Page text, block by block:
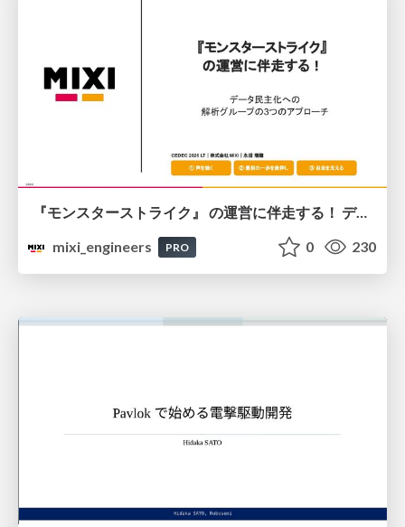
『モンスターストライク』 の運営に伴走する！ データ民主化への 解析グループの3つのアプローチ
mixi_engineers
PRO 0 230